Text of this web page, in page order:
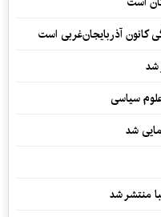
کانون آذربایجان‌غربی است
شد
سیاسی
شد
منتشر شد